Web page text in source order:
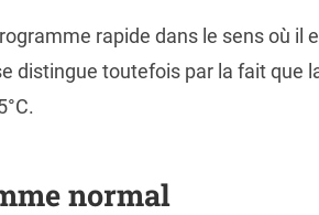
rapide dans le sens où il
distingue toutefois par la fait que
normal